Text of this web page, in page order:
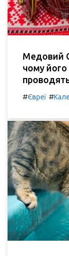
Медовий
чому його
#Євреї #